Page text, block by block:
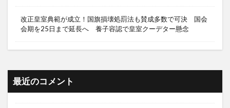
改正皇室典範が成立！国旗損壊処罰法も賛成多数で可決 国会
会期を25日まで延長へ 養子容認で皇室クーデター懸念
最近のコメント